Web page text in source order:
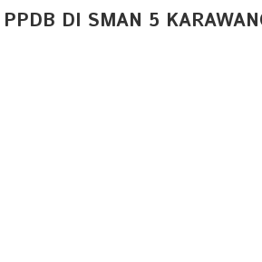
DI SMAN 5